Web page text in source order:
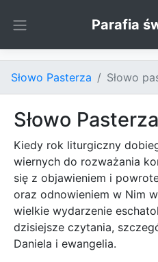
Parafia
Słowo Pasterza Słowo
Słowo Pasterza
Kiedy rok liturgiczny
wiernych do rozważania
się z objawieniem i
oraz odnowieniem w Nim
wielkie wydarzenie
dzisiejsze czytania,
Daniela i ewangelia.